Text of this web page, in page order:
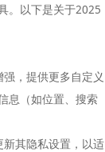
。以下是关于2025
，提供更多自定义
息（如位置、搜索
其隐私设置，以适